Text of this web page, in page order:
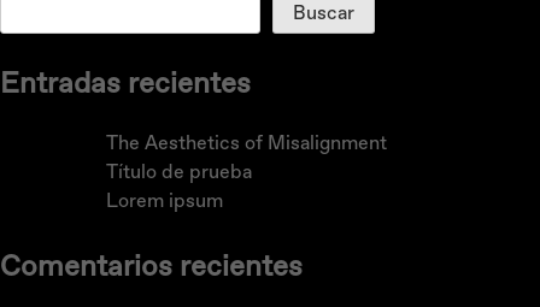
Buscar
Entradas recientes
The Aesthetics of Misalignment
Título de prueba
Lorem ipsum
Comentarios recientes